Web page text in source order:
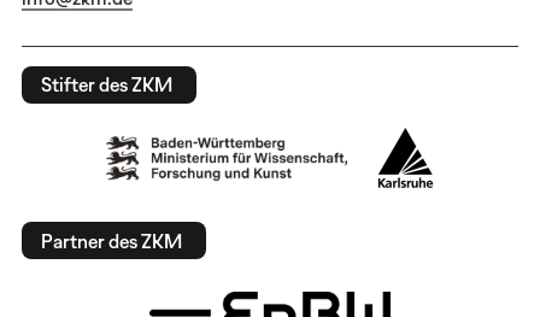
Stifter des ZKM
Partner des ZKM